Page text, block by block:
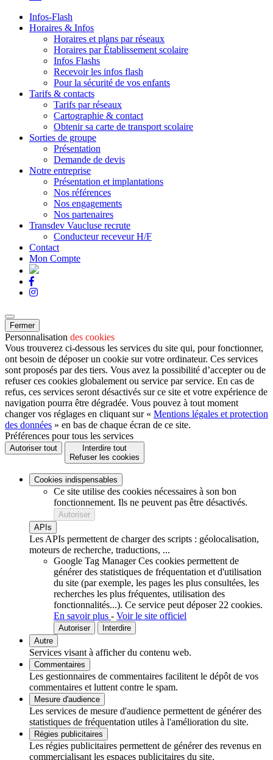
Infos-Flash
Horaires & Infos
Horaires et plans par réseaux
Horaires par Établissement scolaire
Infos Flashs
Recevoir les infos flash
Pour la sécurité de vos enfants
Tarifs & contacts
Tarifs par réseaux
Cartographie & contact
Obtenir sa carte de transport scolaire
Sorties de groupe
Présentation
Demande de devis
Notre entreprise
Présentation et implantations
Nos références
Nos engagements
Nos partenaires
Transdev Vaucluse recrute
Conducteur receveur H/F
Contact
Mon Compte
Fermer
Personnalisation des cookies
Vous trouverez ci-dessous les services du site qui, pour fonctionner,
ont besoin de déposer un cookie sur votre ordinateur. Ces services
sont proposés par des tiers. Vous avez la possibilité d’accepter ou de
refuser ces cookies globalement ou service par service. En cas de
refus, ces services seront désactivés sur ce site et votre expérience de
navigation pourra être dégradée. Vous pouvez à tout moment
changer vos réglages en cliquant sur « Mentions légales et protection
des données » en bas de chaque écran de ce site.
Préférences pour tous les services
Autoriser tout
Interdire tout
Refuser les cookies
Cookies indispensables
Ce site utilise des cookies nécessaires à son bon
fonctionnement. Ils ne peuvent pas être désactivés.
Autoriser
APIs
Les APIs permettent de charger des scripts : géolocalisation,
moteurs de recherche, traductions, ...
Google Tag Manager Ces cookies permettent de
générer des statistiques de fréquentation et d'utilisation
du site (par exemple, les pages les plus consultées, les
recherches les plus fréquentes, utilisation des
fonctionnalités...). Ce service peut déposer 22 cookies.
En savoir plus - Voir le site officiel
Autoriser
Interdire
Autre
Services visant à afficher du contenu web.
Commentaires
Les gestionnaires de commentaires facilitent le dépôt de vos
commentaires et luttent contre le spam.
Mesure d'audience
Les services de mesure d'audience permettent de générer des
statistiques de fréquentation utiles à l'amélioration du site.
Régies publicitaires
Les régies publicitaires permettent de générer des revenus en
commercialisant les espaces publicitaires du site.